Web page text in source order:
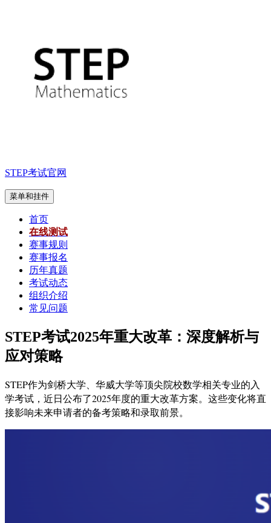
STEP考试官网
菜单和挂件
首页
在线测试
赛事规则
赛事报名
历年真题
考试动态
组织介绍
常见问题
STEP考试2025年重大改革：深度解析与
应对策略
STEP作为剑桥大学、华威大学等顶尖院校数学相关专业的入
学考试，近日公布了2025年度的重大改革方案。这些变化将直
接影响未来申请者的备考策略和录取前景。